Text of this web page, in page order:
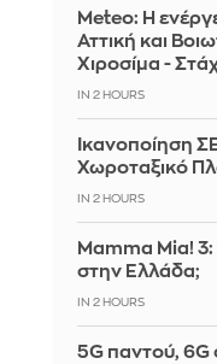
Meteo: Η
Αττική και
Χιροσίμα -
IN 2 HOURS
Ικανοποίηση
Χωροταξικό
IN 2 HOURS
Mamma Mia! 3:
στην Ελλάδα;
IN 2 HOURS
5G παντού, 6G